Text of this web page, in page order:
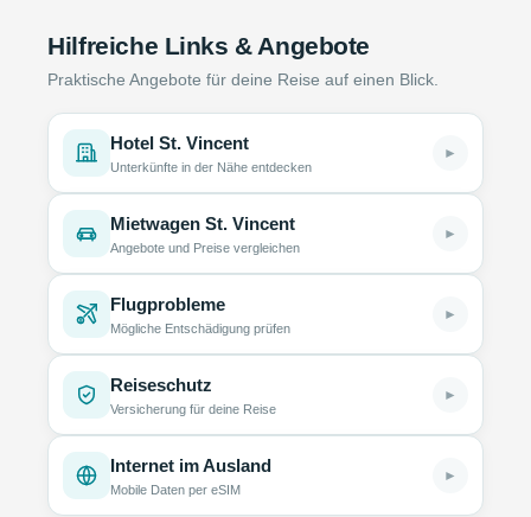
Hilfreiche Links & Angebote
Praktische Angebote für deine Reise auf einen Blick.
Hotel St. Vincent
Unterkünfte in der Nähe entdecken
►
Mietwagen St. Vincent
Angebote und Preise vergleichen
►
Flugprobleme
Mögliche Entschädigung prüfen
►
Reiseschutz
Versicherung für deine Reise
►
Internet im Ausland
Mobile Daten per eSIM
►